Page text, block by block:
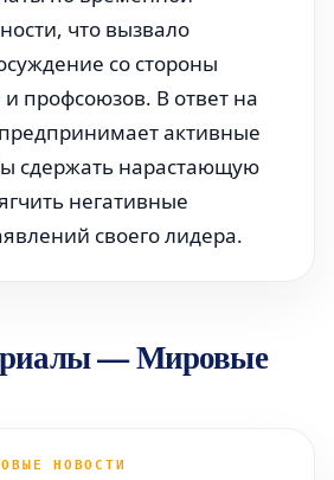
что вызвало
со стороны
и профсоюзов. В ответ на
предпринимает активные
сдержать нарастающую
негативные
своего лидера.
—Мировые
НОВОСТИ